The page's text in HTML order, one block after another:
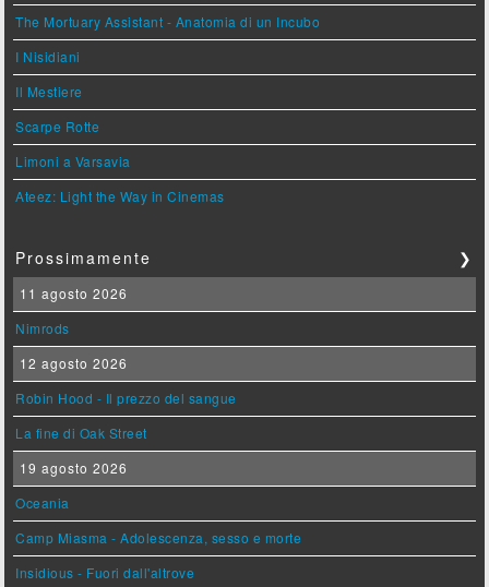
The Mortuary Assistant - Anatomia di un Incubo
I Nisidiani
Il Mestiere
Scarpe Rotte
Limoni a Varsavia
Ateez: Light the Way in Cinemas
Prossimamente ❯
11 agosto 2026
Nimrods
12 agosto 2026
Robin Hood - Il prezzo del sangue
La fine di Oak Street
19 agosto 2026
Oceania
Camp Miasma - Adolescenza, sesso e morte
Insidious - Fuori dall'altrove